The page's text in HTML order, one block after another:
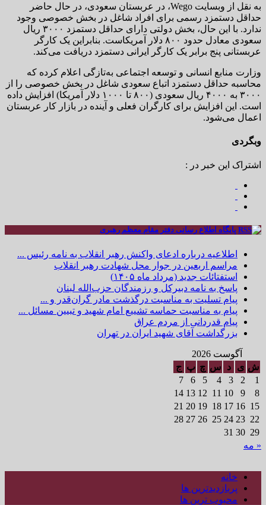
به نقل از وبسایت Wego، در عربستان سعودی، در حال حاضر
حداقل دستمزد رسمی برای افراد شاغل در بخش خصوصی وجود
ندارد. با این حال، بخش دولتی دارای حداقل دستمزد ۳۰۰۰ ریال
سعودی معادل حدود ۸۰۰ دلار آمریکاست. بنابراین یک کارگر
عربستانی پنج برابر یک کارگر ایرانی دستمزد دریافت می‌کند.
وزارت منابع انسانی و توسعه اجتماعی به‌تازگی اعلام کرده که
محاسبه حداقل دستمزد اتباع سعودی شاغل در بخش خصوصی را از
۳۰۰۰ به ۴۰۰۰ ریال سعودی (۸۰۰ تا ۱۰۰۰ دلار آمریکا) افزایش داده
است. این افزایش برای کارگران فعلی و آینده در بازار کار عربستان
اعمال می‌شود.
وبگردی
اشتراک این خبر در :
پایگاه اطلاع رسانی دفتر مقام معظم رهبری
اطلاعیه درباره ادعای واکنش رهبر انقلاب به نامه رئیس ...
مراسم اربعین در جوار محل شهادت رهبر انقلاب
استفتائات جدید (مرداد ماه ۱۴۰۵)
پاسخ به نامه دبیرکل و رزمندگان حزب‌الله لبنان
پیام تسلیت به مناسبت درگذشت مادر گران‌قدر و ...
پیام به مناسبت حماسه تشییع امام شهید و تبیین مسائل ...
پیام قدردانی از مردم عراق
بزرگداشت آقای شهید ایران در تهران
آگوست 2026
ش ی د س چ پ ج
1
2
3
4
5
6
7
8
9
10
11
12
13
14
15
16
17
18
19
20
21
22
23
24
25
26
27
28
29
30
31
« مه
خانه
پربازدیدترین ها
محبوب ترین ها